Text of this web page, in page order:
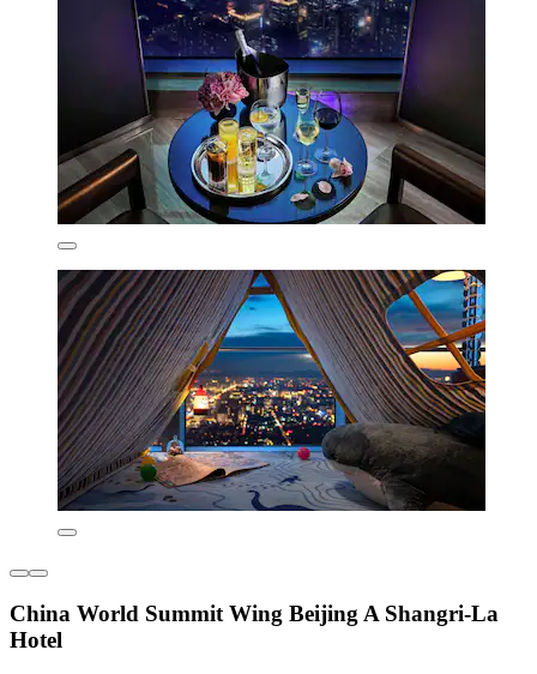
China World Summit Wing Beijing A Shangri-La
Hotel